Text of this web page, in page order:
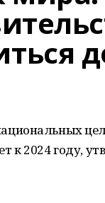
к 2024 году,